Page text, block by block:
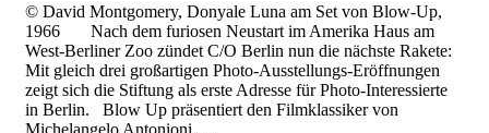
© David Montgomery, Donyale Luna am Set von Blow-Up,
1966 Nach dem furiosen Neustart im Amerika Haus am
West-Berliner Zoo zündet C/O Berlin nun die nächste Rakete:
Mit gleich drei großartigen Photo-Ausstellungs-Eröffnungen
zeigt sich die Stiftung als erste Adresse für Photo-Interessierte
in Berlin. Blow Up präsentiert den Filmklassiker von
Michelangelo Antonioni …